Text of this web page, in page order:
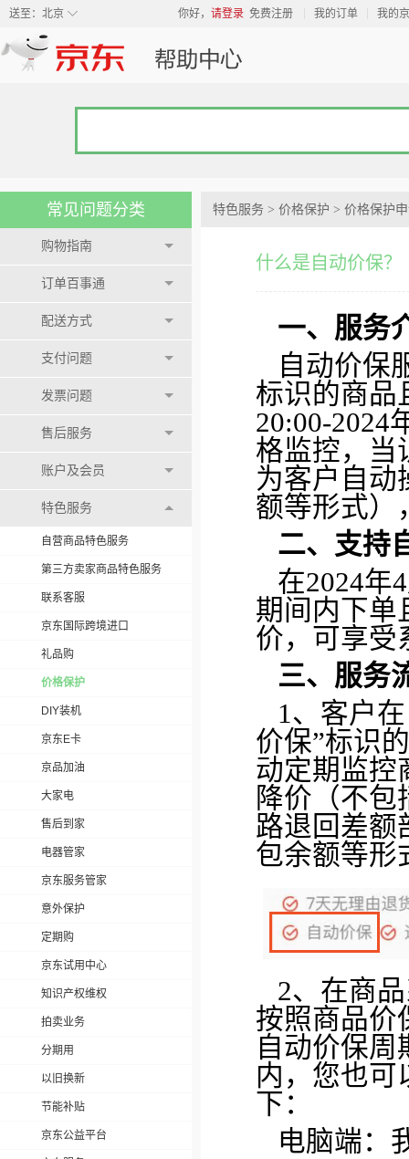
◇
送至： 北京 你好， 请登录 免费注册 我的订单 我的
常见问题分类
购物指南
订单百事通
配送方式
支付问题
发票问题
售后服务
账户及会员
特色服务
自营商品特色服务
第三方卖家商品特色服务
联系客服
京东国际跨境进口
礼品购
价格保护
DIY装机
京东E卡
京品加油
大家电
售后到家
电器管家
京东服务管家
意外保护
定期购
京东试用中心
知识产权维权
拍卖业务
分期用
以旧换新
节能补贴
京东公益平台
特色服务 > 价格保护 > 价格保护
什么是自动价保？
一、服务
自动价保
标识的商品
20:00-2024
格监控，当
为客户自动
额等形式）
二、支持
在2024年
期间内下单
价，可享受
三、服务
1、客户
价保”标识
动定期监控
降价（不
路退回差额
包余额等形
2、在商
按照商品价
自动价保
内，您也可
下：
电脑端：